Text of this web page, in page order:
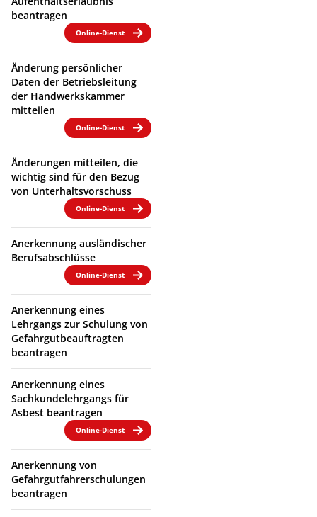
beantragen
Online-Dienst
Änderung persönlicher
Daten der Betriebsleitung
der Handwerkskammer
mitteilen
Online-Dienst
Änderungen mitteilen, die
wichtig sind für den Bezug
von Unterhaltsvorschuss
Online-Dienst
Anerkennung ausländischer
Berufsabschlüsse
Online-Dienst
Anerkennung eines
Lehrgangs zur Schulung von
Gefahrgutbeauftragten
beantragen
Anerkennung eines
Sachkundelehrgangs für
Asbest beantragen
Online-Dienst
Anerkennung von
Gefahrgutfahrerschulungen
beantragen